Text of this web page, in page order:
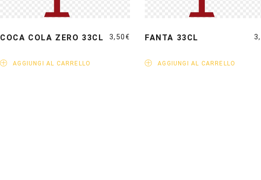
COCA COLA ZERO 33CL 3,50€
AGGIUNGI AL CARRELLO
FANTA 33CL
AGGIUNGI AL CARRELLO